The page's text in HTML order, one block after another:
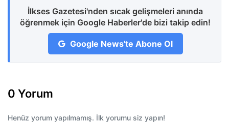
İlkses Gazetesi'nden sıcak gelişmeleri anında
öğrenmek için Google Haberler'de bizi takip edin!
Google News'te Abone Ol
0 Yorum
Henüz yorum yapılmamış. İlk yorumu siz yapın!